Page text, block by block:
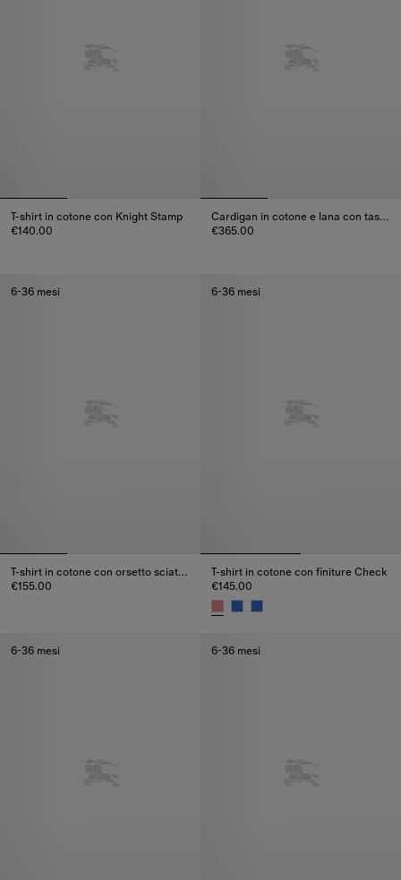
T-shirt in cotone con Knight Stamp
€140.00
Cardigan in cotone e lana con tasche Check
€365.00
6-36 mesi
T-shirt in cotone con orsetto sciatore
€155.00
T-shirt in cotone con orsetto sciatore, €155.00
6-36 mesi
T-shirt in cotone con finiture Check
€145.00
6-36 mesi 6-36 mesi